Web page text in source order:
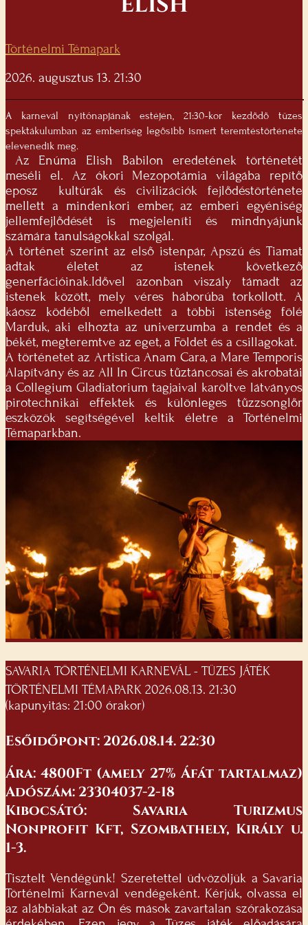
Történelmi Témapark
2026. augusztus 13. 21:30
A karnevál nyitónapjának estéjén, 21:30-kor kezdődő tüzes
spektákulumban az emberiség legősibb ismert teremtéstörténete
elevenedik meg.
Az Enúma Elish Babilon eredetének történetét
meséli el. Az ókori Mezopotámia világába repítő
eposz kultúrák és civilizációk fejlődéstörténete
mellett a mindenkori ember, az emberi egyéniség
jellemfejlődését is megjeleníti és mindnyájunk
számára tanulságokkal szolgál.
A történet szerint az első istenpár, Apszú és Tiamat
adtak életet az istenek következő
generfációinak.Idővel azonban viszály támadt az
istenek között, mely véres háborúba torkollott. A
káosz ködéből emelkedett a többi istenség fölé
Marduk, aki elhozta az univerzumba a rendet és a
békét, megteremtve az eget, a Földet és a csillagokat.
A történetet az Artistica Anam Cara, a Mare Temporis
Alapítvány és az All In Circus tűztáncosai és akrobatái
a Collegium Gladiatorium tagjaival karöltve látványos
pirotechnikai effektek és különleges tűzzsonglőr
eszközök segítségével keltik életre a Történelmi
Témaparkban.
SAVARIA TÖRTÉNELMI KARNEVÁL - TÜZES JÁTÉK
TÖRTÉNELMI TÉMAPARK 2026.08.13. 21:30
(kapunyitás: 21:00 órakor)
Esőidőpont: 2026.08.14. 22:30
Ára: 4800Ft (amely 27% Áfát tartalmaz)
Adószám: 23304037-2-18
Kibocsátó: Savaria Turizmus
Nonprofit Kft, Szombathely, Király u.
1-3.
Tisztelt Vendégünk! Szeretettel üdvözöljük a Savaria
Történelmi Karnevál vendégeként. Kérjük, olvassa el
az alábbiakat az Ön és mások zavartalan szórakozása